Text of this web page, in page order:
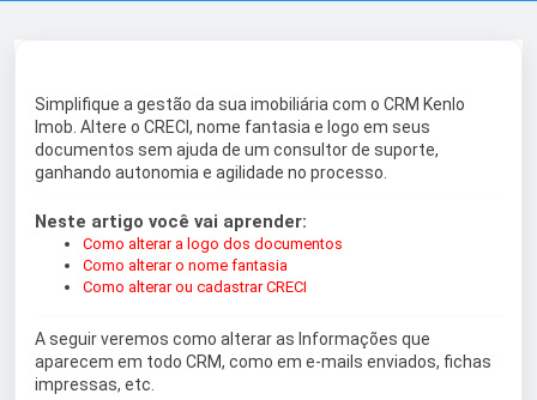
Simplifique a gestão da sua imobiliária com o CRM Kenlo
Imob. Altere o CRECI, nome fantasia e logo em seus
documentos sem ajuda de um consultor de suporte,
ganhando autonomia e agilidade no processo.
Neste artigo você vai aprender:
Como alterar a logo dos documentos
Como alterar o nome fantasia
Como alterar ou cadastrar CRECI
A seguir veremos como alterar as Informações que
aparecem em todo CRM, como em e-mails enviados, fichas
impressas, etc.